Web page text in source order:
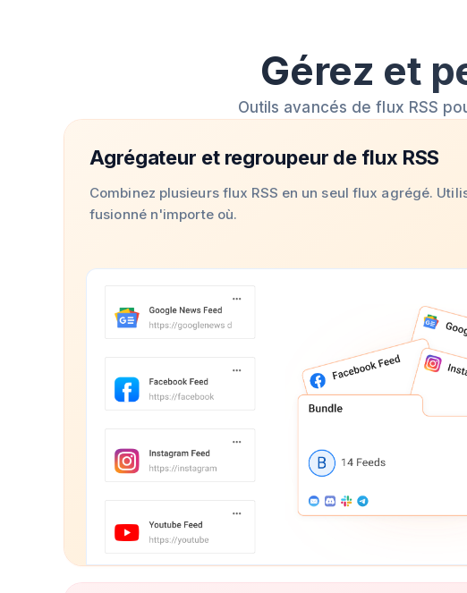
Gérez et
Outils avancés de flux RSS
Agrégateur et regroupeur de flux RSS
Combinez plusieurs flux RSS en un seul flux agrégé.
fusionné n'importe où.